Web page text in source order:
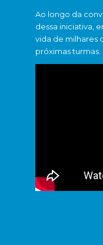
Ao longo da
dessa iniciativa,
vida de milhares
próximas turmas.